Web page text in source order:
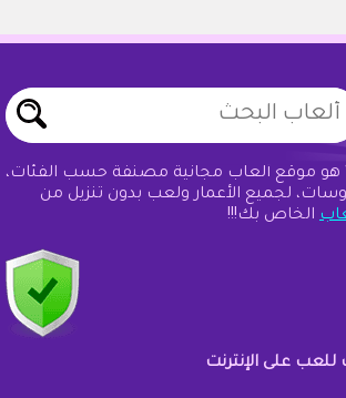
WWW.YALEAB.COM هو موقع ألعاب مجانية مصنفة حسب الفئات،
لجميع الأعمار ولعب بدون تنزيل من
الخاص بك!!!
على الإنترنت